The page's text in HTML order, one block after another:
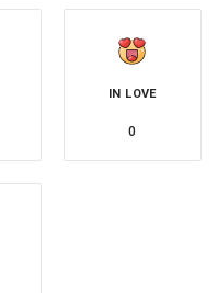
IN LOVE
0